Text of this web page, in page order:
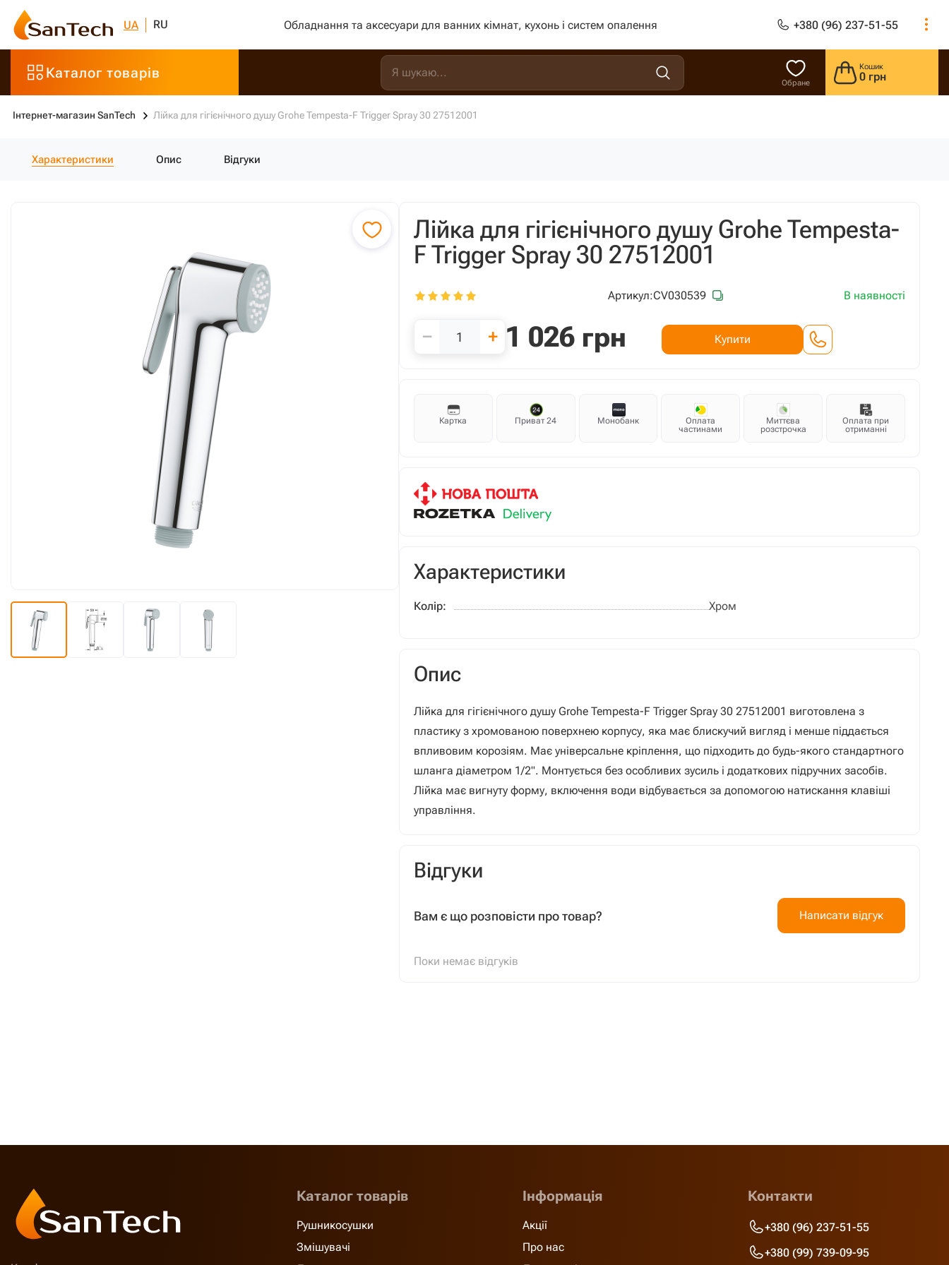
UA RU Обладнання та аксесуари для ванних кімнат, кухонь і систем опалення +380 (96) 237-51-55
Каталог товарів
Обране
Кошик
0 грн
Інтернет-магазин SanTech Лійка для гігієнічного душу Grohe Tempesta-F Trigger Spray 30 27512001
Характеристики Опис Відгуки
Лійка для гігієнічного душу Grohe Tempesta-
F Trigger Spray 30 27512001
Артикул:CV030539 В наявності
− + 1 026 грн Купити
Картка Приват 24 Монобанк
Оплата
частинами
Миттєва
розстрочка
Оплата при
отриманні
Характеристики
Колір: Хром
Опис
Лійка для гігієнічного душу Grohe Tempesta-F Trigger Spray 30 27512001 виготовлена з
пластику з хромованою поверхнею корпусу, яка має блискучий вигляд і менше піддається
впливовим корозіям. Має універсальне кріплення, що підходить до будь-якого стандартного
шланга діаметром 1/2". Монтується без особливих зусиль і додаткових підручних засобів.
Лійка має вигнуту форму, включення води відбувається за допомогою натискання клавіші
управління.
Відгуки
Вам є що розповісти про товар? Написати відгук
Поки немає відгуків
Каталог товарів
Рушникосушки
Змішувачі
Інформація
Акції
Про нас
Контакти
+380 (96) 237-51-55
+380 (99) 739-09-95